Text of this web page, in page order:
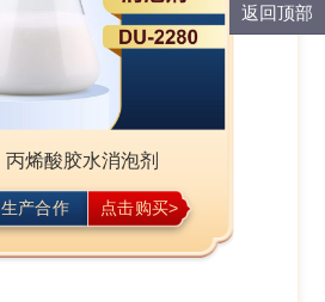
丙烯酸胶水消泡剂
生产合作 点击购买>
返回顶部